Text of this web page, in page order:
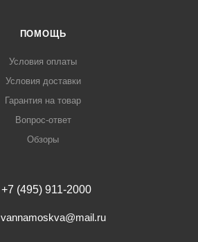
ПОМОЩЬ
Условия оплаты
Условия доставки
Гарантия на товар
Вопрос-ответ
Обзоры
+7 (495) 911-2000
vannamoskva@mail.ru